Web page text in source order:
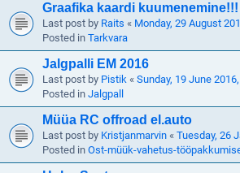
Graafika kaardi kuumenemine!!!
Last post by Raits « Monday, 29 August
Posted in Tarkvara
Jalgpalli EM 2016
Last post by Pistik « Sunday, 19 June
Posted in Jalgpall
Müüa RC offroad el.auto
Last post by Kristjanmarvin « Tuesday, 26
Posted in Ost-müük-vahetus-